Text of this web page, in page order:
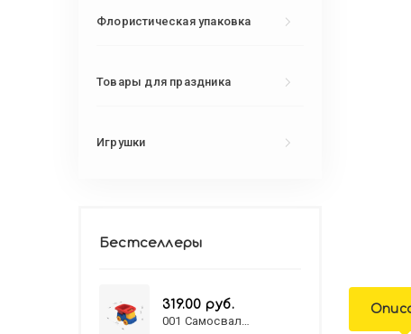
Флористическая упаковка
Товары для праздника
Игрушки
Бестселлеры
319.00 руб.
001 Самосвал